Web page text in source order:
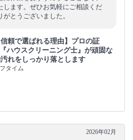
します。ぜひお気軽にご相談くだ
とうございました。
信頼で選ばれる理由】プロの証
ハウスクリーニング士』が頑固な
れをしっかり落とします
タイム
2026年02月